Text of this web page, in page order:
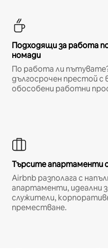
Подходящи за работа
номади
По работа ли
дългосрочен престой с
обособени работни
Търсите апартаменти
Airbnb разполага с
апартаменти, идеални
служители,
преместване.